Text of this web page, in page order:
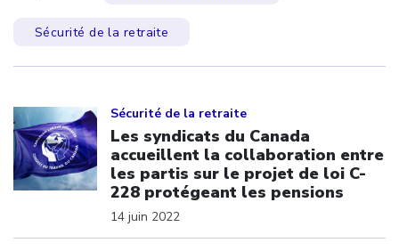
Sécurité de la retraite
Sécurité de la retraite
Les syndicats du Canada
accueillent la collaboration entre
les partis sur le projet de loi C-
228 protégeant les pensions
14 juin 2022